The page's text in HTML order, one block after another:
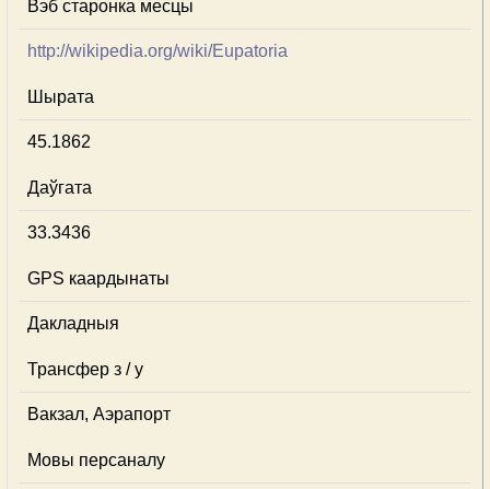
Вэб старонка месцы
http://wikipedia.org/wiki/Eupatoria
Шырата
45.1862
Даўгата
33.3436
GPS каардынаты
Дакладныя
Трансфер з / у
Вакзал, Аэрапорт
Мовы персаналу